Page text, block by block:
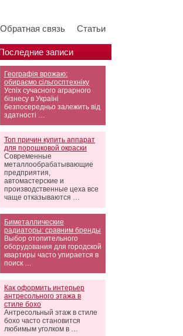
Обратная связь Статьи
записи
Географія врожаю:
обираємо сільгосптехніку
Успіх сучасного аграрного
бізнесу в Україні
безпосередньо залежить від
здатності …
Топ причин купить аппарат
для порошковой окраски
Современные
металлообрабатывающие
предприятия,
автомастерские и
производственные цеха все
чаще отказываются …
Биметаллические
радиаторы: сравним бренды
Выбор отопительного
оборудования для городской
квартиры часто упирается в
поиск …
Как оформить интерьер
антресольного этажа в
стиле бохо
Антресольный этаж в стиле
бохо часто становится
любимым уголком в …